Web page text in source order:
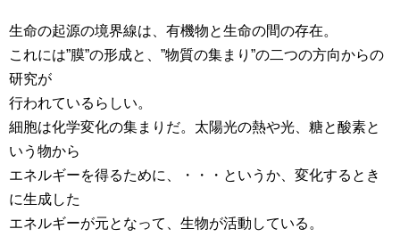
生命の起源の境界線は、有機物と生命の間の存在。
これには”膜”の形成と、”物質の集まり”の二つの方向からの
研究が
行われているらしい。
細胞は化学変化の集まりだ。太陽光の熱や光、糖と酸素と
いう物から
エネルギーを得るために、・・・というか、変化するとき
に生成した
エネルギーが元となって、生物が活動している。